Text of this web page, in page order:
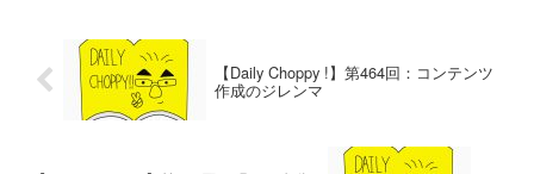
【Daily Choppy !】第464回：コンテンツ
作成のジレンマ